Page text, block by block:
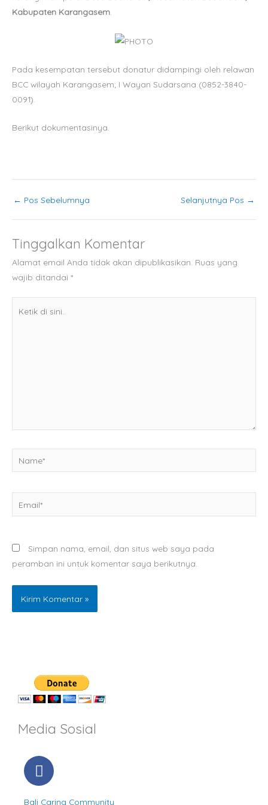
Kabupaten Karangasem.
Pada kesempatan tersebut donatur didampingi oleh relawan
BCC wilayah Karangasem; I Wayan Sudarsana (0852-3840-
0091).
Berikut dokumentasinya.
← Pos Sebelumnya Selanjutnya Pos →
Tinggalkan Komentar
Alamat email Anda tidak akan dipublikasikan. Ruas yang
wajib ditandai *
Simpan nama, email, dan situs web saya pada
peramban ini untuk komentar saya berikutnya.
Media Sosial
F
a
Bali Caring Community